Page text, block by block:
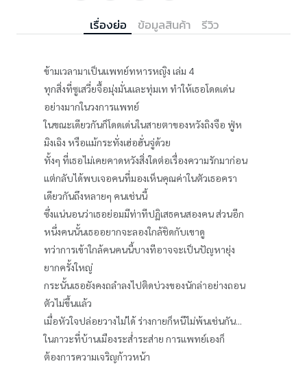
เรื่องย่อ ข้อมูลสินค้า รีวิว
ข้ามเวลามาเป็นแพทย์ทหารหญิง เล่ม 4
ทุกสิ่งที่ซูเสวี่ยจื้อมุ่งมั่นและทุ่มเท ทำให้เธอโดดเด่น
อย่างมากในวงการแพทย์
ในขณะเดียวกันก็โดดเด่นในสายตาของหวังถิงจือ ฟู่ห
มิงเฉิง หรือแม้กระทั่งเฮ่อฮั่นจู่ด้วย
ทั้งๆ ที่เธอไม่เคยคาดหวังสิ่งใดต่อเรื่องความรักมาก่อน
แต่กลับได้พบเจอคนที่มองเห็นคุณค่าในตัวเธอครา
เดียวกันถึงหลายๆ คนเช่นนี้
ซึ่งแน่นอนว่าเธอย่อมมีท่าทีปฏิเสธคนสองคน ส่วนอีก
หนึ่งคนนั้นเธออยากจะลองใกล้ชิดกับเขาดู
ทว่าการเข้าใกล้คนคนนี้บางทีอาจจะเป็นปัญหายุ่ง
ยากครั้งใหญ่
กระนั้นเธอยังคงถลำลงไปติดบ่วงของนักล่าอย่างถอน
ตัวไม่ขึ้นแล้ว
เมื่อหัวใจปล่อยวางไม่ได้ ร่างกายก็หนีไม่พ้นเช่นกัน...
ในภาวะที่บ้านเมืองระส่ำระส่าย การแพทย์เองก็
ต้องการความเจริญก้าวหน้า